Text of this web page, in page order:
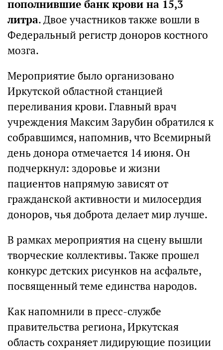
пополнившие банк крови на 15,3
литра. Двое участников также вошли в
Федеральный регистр доноров костного
мозга.
Мероприятие было организовано
Иркутской областной станцией
переливания крови. Главный врач
учреждения Максим Зарубин обратился к
собравшимся, напомнив, что Всемирный
день донора отмечается 14 июня. Он
подчеркнул: здоровье и жизни
пациентов напрямую зависят от
гражданской активности и милосердия
доноров, чья доброта делает мир лучше.
В рамках мероприятия на сцену вышли
творческие коллективы. Также прошел
конкурс детских рисунков на асфальте,
посвященный теме единства народов.
Как напомнили в пресс-службе
правительства региона, Иркутская
область сохраняет лидирующие позиции